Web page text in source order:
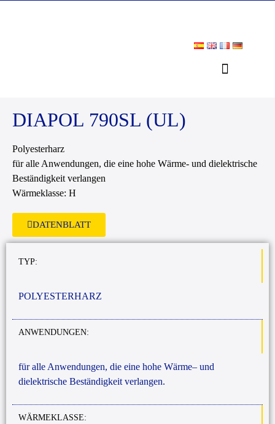
DIAPOL 790SL (UL)
Polyesterharz
für alle Anwendungen, die eine hohe Wärme- und dielektrische
Beständigkeit verlangen
Wärmeklasse: H
DATENBLATT
TYP:
POLYESTERHARZ
ANWENDUNGEN:
für alle Anwendungen, die eine hohe Wärme– und
dielektrische Beständigkeit verlangen.
WÄRMEKLASSE: